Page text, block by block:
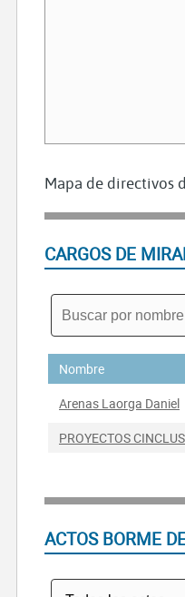
Mapa de directivos
CARGOS DE
Nombre
Arenas Laorga Daniel
PROYECTOS
ACTOS BORME